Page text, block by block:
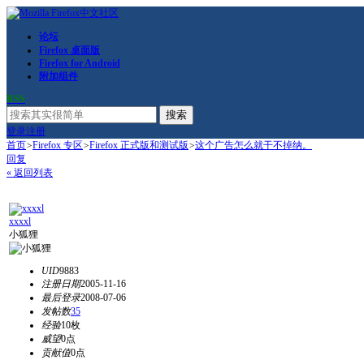
论坛
Firefox 桌面版
Firefox for Android
附加组件
RSS
搜索
登录注册
首页>Firefox 专区>Firefox 正式版和测试版>这个广告怎么就干不掉纳。
回复
« 返回列表
xxxxl
小狐狸
UID9883
注册日期2005-11-16
最后登录2008-07-06
发帖数35
经验10枚
威望0点
贡献值0点